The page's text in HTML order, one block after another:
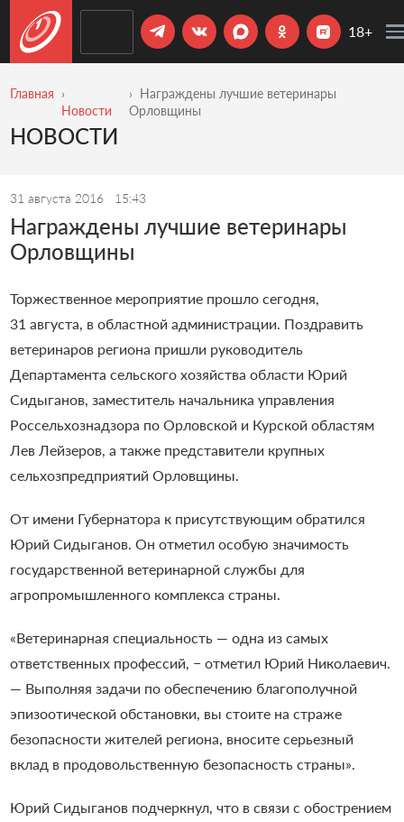
18+
Главная
Новости
Награждены лучшие ветеринары
Орловщины
НОВОСТИ
31 августа 2016 15:43
Награждены лучшие ветеринары
Орловщины
Торжественное мероприятие прошло сегодня,
31 августа, в областной администрации. Поздравить
ветеринаров региона пришли руководитель
Департамента сельского хозяйства области Юрий
Сидыганов, заместитель начальника управления
Россельхознадзора по Орловской и Курской областям
Лев Лейзеров, а также представители крупных
сельхозпредприятий Орловщины.
От имени Губернатора к присутствующим обратился
Юрий Сидыганов. Он отметил особую значимость
государственной ветеринарной службы для
агропромышленного комплекса страны.
«Ветеринарная специальность — одна из самых
ответственных профессий, − отметил Юрий Николаевич.
— Выполняя задачи по обеспечению благополучной
эпизоотической обстановки, вы стоите на страже
безопасности жителей региона, вносите серьезный
вклад в продовольственную безопасность страны».
Юрий Сидыганов подчеркнул, что в связи с обострением